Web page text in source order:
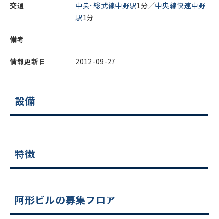
交通 中央･総武線中野駅1分／中央線快速中野
駅1分
備考
情報更新日 2012-09-27
設備
特徴
阿形ビルの募集フロア